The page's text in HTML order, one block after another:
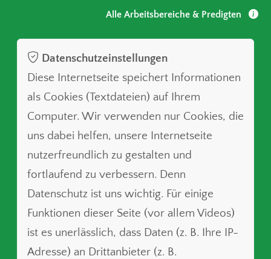
Alle Arbeitsbereiche & Predigten
Datenschutzeinstellungen
Diese Internetseite speichert Informationen
als Cookies (Textdateien) auf Ihrem
Computer. Wir verwenden nur Cookies, die
uns dabei helfen, unsere Internetseite
nutzerfreundlich zu gestalten und
fortlaufend zu verbessern. Denn
Datenschutz ist uns wichtig. Für einige
Funktionen dieser Seite (vor allem Videos)
ist es unerlässlich, dass Daten (z. B. Ihre IP-
Adresse) an Drittanbieter (z. B.